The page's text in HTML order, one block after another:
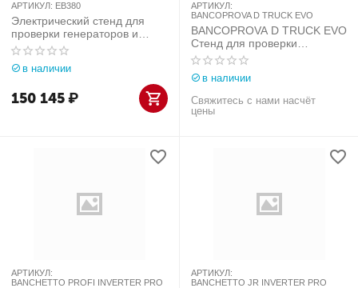
АРТИКУЛ: EB380
Электрический стенд для
проверки генераторов и
стартеров TopAuto (Италия)
арт. EB380
в наличии
150 145₽
АРТИКУЛ:
BANCOPROVA D TRUCK EVO
BANCOPROVA D TRUCK EVO
Стенд для проверки
электрооборудования
легковых и грузовых
автомобилей
в наличии
Свяжитесь с нами насчёт
цены
АРТИКУЛ:
BANCHETTO PROFI INVERTER PRO
АРТИКУЛ:
BANCHETTO JR INVERTER PRO